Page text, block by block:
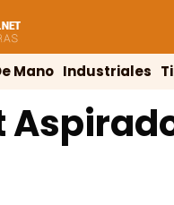
Mano Industriales